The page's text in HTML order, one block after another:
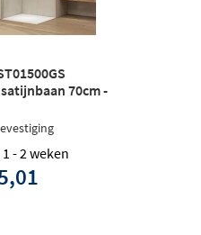
70cm -
1 - 2 weken